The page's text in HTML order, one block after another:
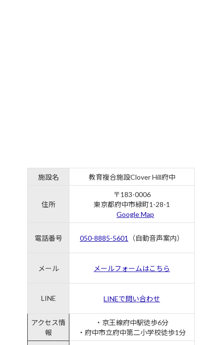
施設名 教育複合施設Clover Hill府中
住所
〒183-0006
東京都府中市緑町1-28-1
Google Map
電話番号 050-8885-5601 （自動音声案内）
メール メールフォームはこちら
LINE LINEで問い合わせ
アクセス情
報
・京王線府中駅徒歩6分
・府中市立府中第二小学校徒歩1分